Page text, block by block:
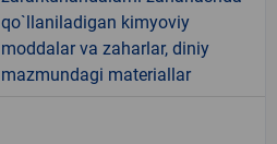
qo`llaniladigan kimyoviy
moddalar va zaharlar, diniy
mazmundagi materiallar